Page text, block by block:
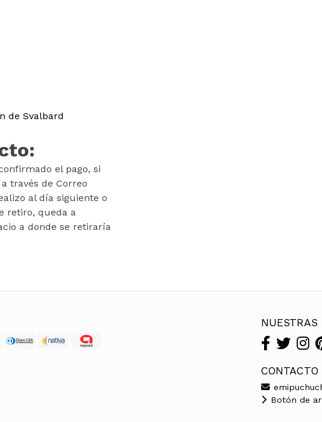
de Svalbard
el pago, si
través de Correo
al día siguiente o
retiro, queda a
a donde se retiraría
NUESTRAS
CONTACTO
Botón de